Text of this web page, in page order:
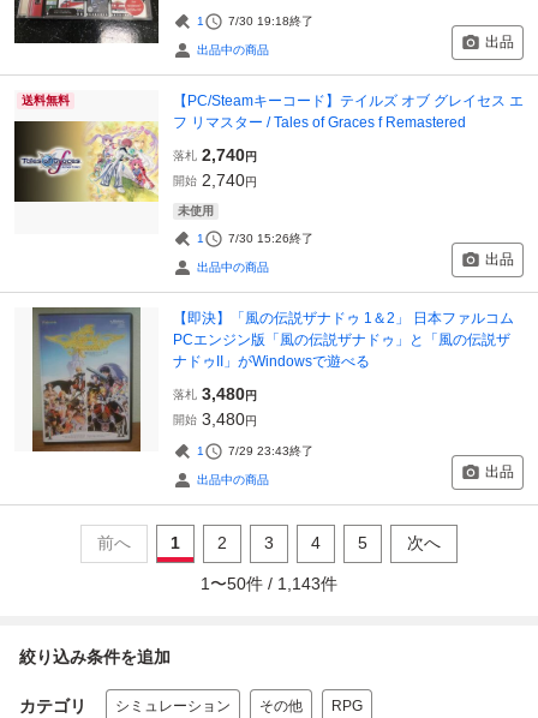
1 7/30 19:18終了
出品中の商品 出品
送料無料
【PC/Steamキーコード】テイルズ オブ グレイセス エ
フ リマスター / Tales of Graces f Remastered
落札 2,740円
開始 2,740円
未使用
1 7/30 15:26終了
出品中の商品 出品
【即決】「風の伝説ザナドゥ 1＆2」 日本ファルコム
PCエンジン版「風の伝説ザナドゥ」と「風の伝説ザ
ナドゥII」がWindowsで遊べる
落札 3,480円
開始 3,480円
1 7/29 23:43終了
出品中の商品 出品
前へ 1 2 3 4 5 次へ
1 〜50件 / 1,143件
絞り込み条件を追加
カテゴリ シミュレーション その他 RPG